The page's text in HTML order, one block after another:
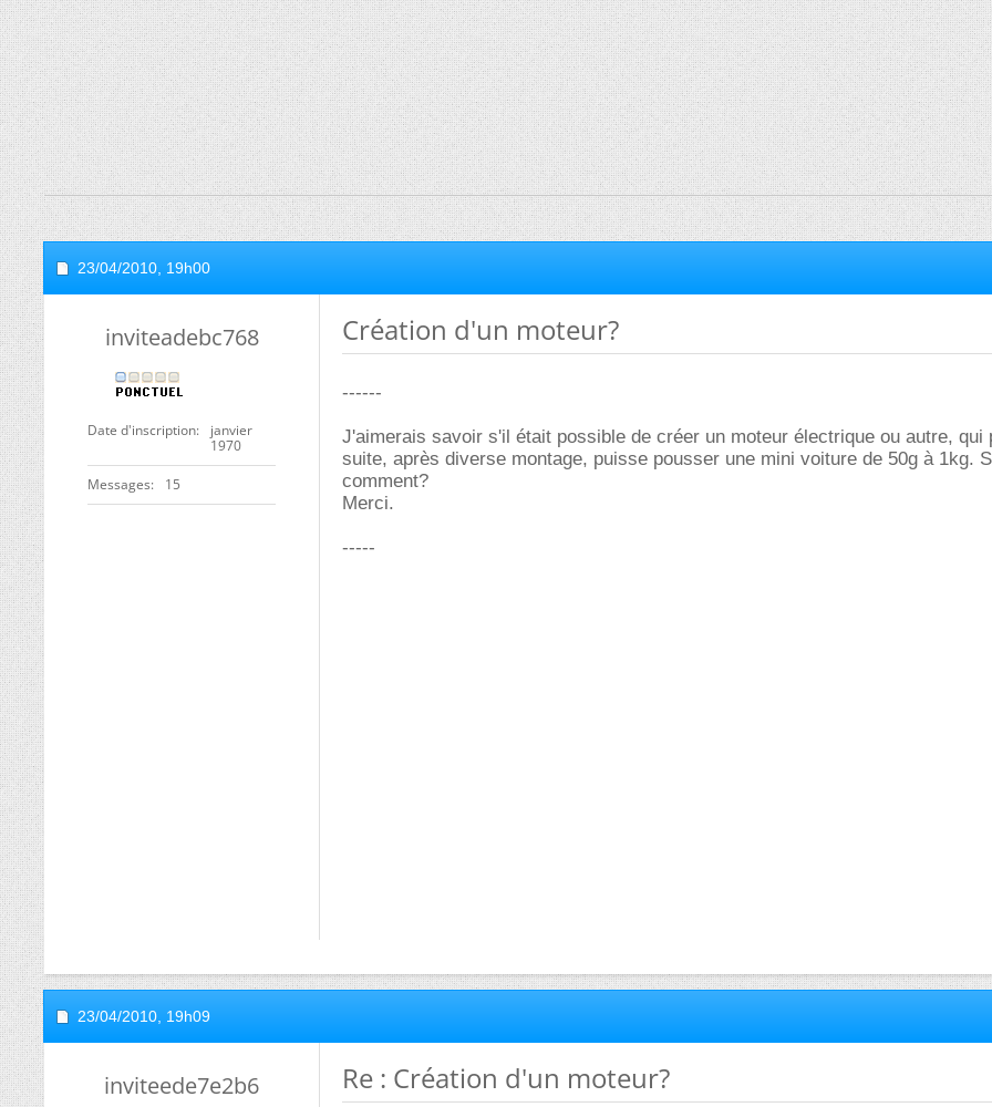
23/04/2010, 19h00
inviteadebc768
Date d'inscription
janvier
1970
Messages 15
Création d'un moteur?
------
J'aimerais savoir s'il était possible de créer un moteur électrique ou autre, qui
suite, après diverse montage, puisse pousser une mini voiture de 50g à 1kg.
comment?
Merci.
-----
23/04/2010, 19h09
inviteede7e2b6 Re : Création d'un moteur?